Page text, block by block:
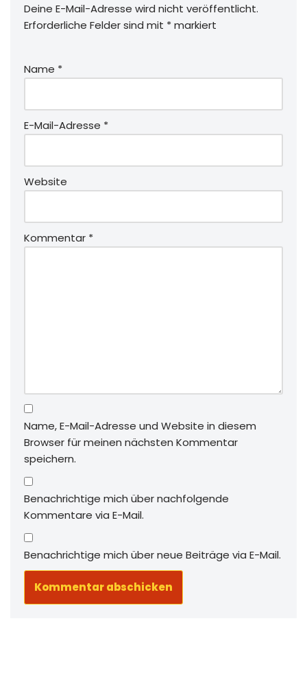
Deine E-Mail-Adresse wird nicht veröffentlicht.
Erforderliche Felder sind mit *markiert
Name *
E-Mail-Adresse *
Website
Kommentar *
Name, E-Mail-Adresse und Website in diesem
Browser für meinen nächsten Kommentar
speichern.
Benachrichtige mich über nachfolgende
Kommentare via E-Mail.
Benachrichtige mich über neue Beiträge via E-Mail.